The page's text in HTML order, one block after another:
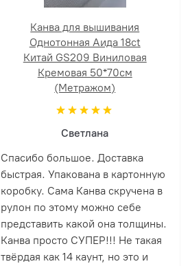
Канва для вышивания
Однотонная Аида 18ct
Китай GS209 Виниловая
Кремовая 50*70см
(Метражом)
Светлана
Спасибо большое. Доставка
быстрая. Упакована в картонную
коробку. Сама Канва скручена в
рулон по этому можно себе
представить какой она толщины.
Канва просто СУПЕР!!! Не такая
твёрдая как 14 каунт, но это и